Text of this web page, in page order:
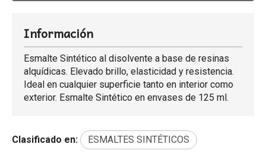
Información
Esmalte Sintético al disolvente a base de resinas
alquídicas. Elevado brillo, elasticidad y resistencia.
Ideal en cualquier superficie tanto en interior como
exterior. Esmalte Sintético en envases de 125 ml.
Clasificado en: ESMALTES SINTÉTICOS